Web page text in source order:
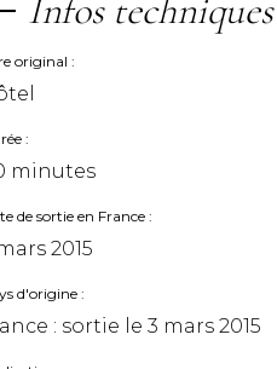
Infos techniques
original
minutes
de sortie en France
2015
d'origine
: sortie le 3 mars 2015